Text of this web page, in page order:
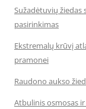
Sužadėtuvių
pasirinkimas
Ekstremalų krūvį
pramonei
Raudono aukso
Atbulinis osmosas